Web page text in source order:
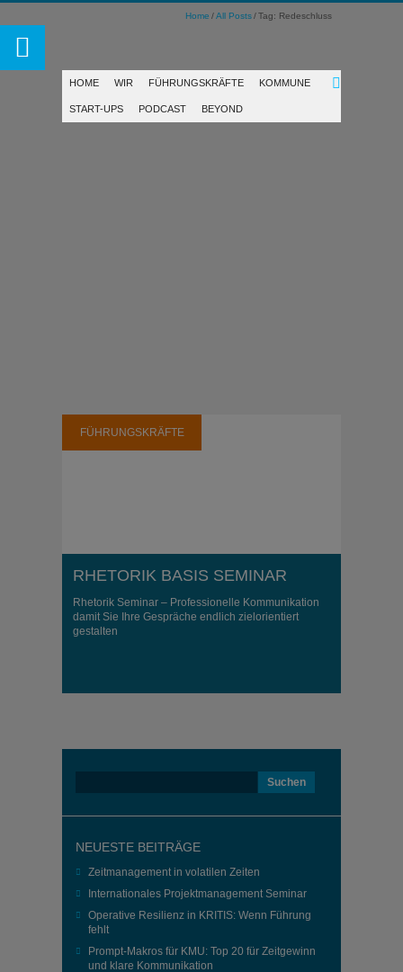
Home All Posts Tag: Redeschluss
HOME WIR FÜHRUNGSKRÄFTE KOMMUNE
START-UPS PODCAST BEYOND
FÜHRUNGSKRÄFTE
RHETORIK BASIS SEMINAR
Rhetorik Seminar – Professionelle Kommunikation
damit Sie Ihre Gespräche endlich zielorientiert
gestalten
NEUESTE BEITRÄGE
Zeitmanagement in volatilen Zeiten
Internationales Projektmanagement Seminar
Operative Resilienz in KRITIS: Wenn Führung
fehlt
Prompt-Makros für KMU: Top 20 für Zeitgewinn
und klare Kommunikation